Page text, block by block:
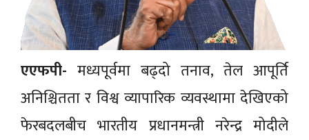
एएफपी- मध्यपूर्वमा बढ्दो तनाव, तेल आपूर्ति
अनिश्चितता र विश्व व्यापारिक व्यवस्थामा देखिएको
फेरबदलबीच भारतीय प्रधानमन्त्री नरेन्द्र मोदीले